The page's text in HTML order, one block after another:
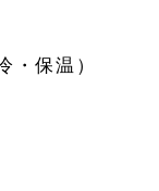
・保温）